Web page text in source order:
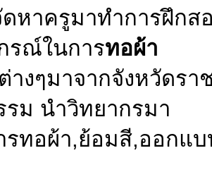
ดหาครูมาทำการฝึก
รณ์ในการทอผ้า
างๆมาจากจังหวัดร
รม นำวิทยากรมา
ทอผ้า,ย้อมสี,ออกแบ